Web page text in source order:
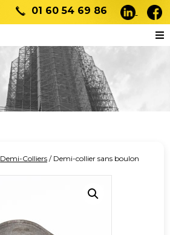
01 60 54 69 86
Demi-Colliers / Demi-collier sans boulon